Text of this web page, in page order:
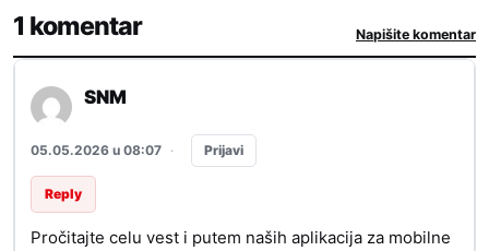
1 komentar Napišite komentar
SNM
05.05.2026 u 08:07 · Prijavi
Reply
Pročitajte celu vest i putem naših aplikacija za mobilne